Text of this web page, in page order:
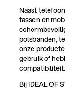
Naast
tassen en
polsbanden,
onze
gebruik of
compatibiliteit.
Bij IDEAL OF